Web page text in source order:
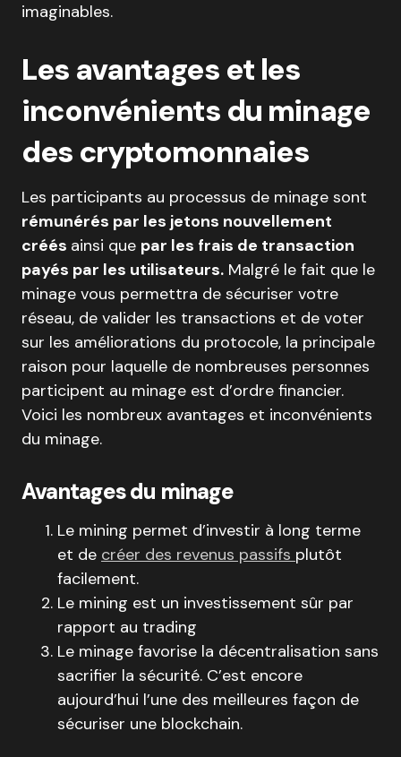
imaginables.
Les avantages et les
inconvénients du minage
des cryptomonnaies
Les participants au processus de minage sont
rémunérés par les jetons nouvellement
créés ainsi que par les frais de transaction
payés par les utilisateurs. Malgré le fait que le
minage vous permettra de sécuriser votre
réseau, de valider les transactions et de voter
sur les améliorations du protocole, la principale
raison pour laquelle de nombreuses personnes
participent au minage est d’ordre financier.
Voici les nombreux avantages et inconvénients
du minage.
Avantages du minage
Le mining permet d’investir à long terme
et de créer des revenus passifs plutôt
facilement.
Le mining est un investissement sûr par
rapport au trading
Le minage favorise la décentralisation sans
sacrifier la sécurité. C’est encore
aujourd’hui l’une des meilleures façon de
sécuriser une blockchain.